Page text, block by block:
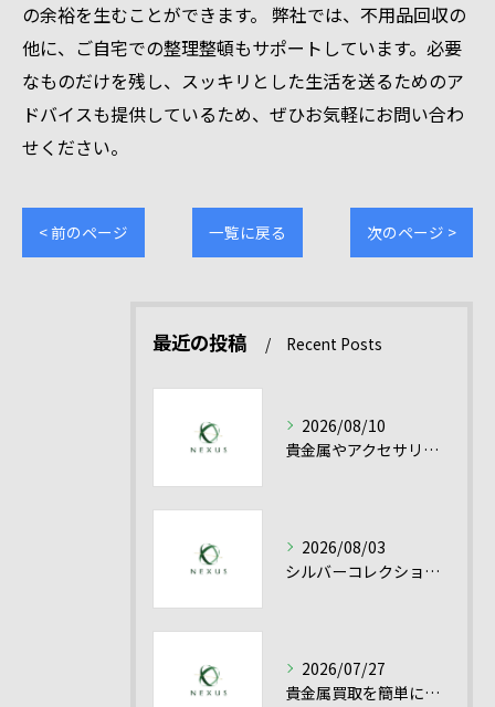
の余裕を生むことができます。 弊社では、不用品回収の
他に、ご自宅での整理整頓もサポートしています。必要
なものだけを残し、スッキリとした生活を送るためのア
ドバイスも提供しているため、ぜひお気軽にお問い合わ
せください。
< 前のページ 一覧に戻る 次のページ >
最近の投稿 Recent Posts
2026/08/10
貴金属やアクセサリーの買取を高額にするためのシルバー買取活用ガイド
2026/08/03
シルバーコレクション売却を愛知県で有利に進める貴金属シルバー買取の実践ポイント
2026/07/27
貴金属買取を簡単に成功させるシルバー買取と高額売却のコツ